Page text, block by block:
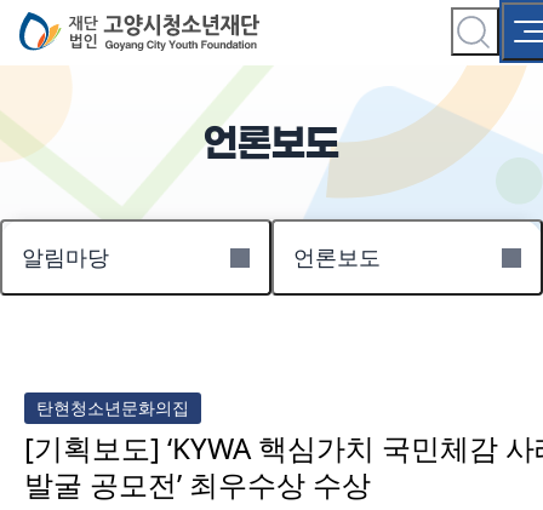
언론보도
알림마당 언론보도
탄현청소년문화의집
[기획보도] ‘KYWA 핵심가치 국민체감
발굴 공모전’ 최우수상 수상